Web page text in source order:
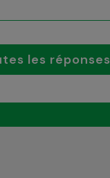
les réponses